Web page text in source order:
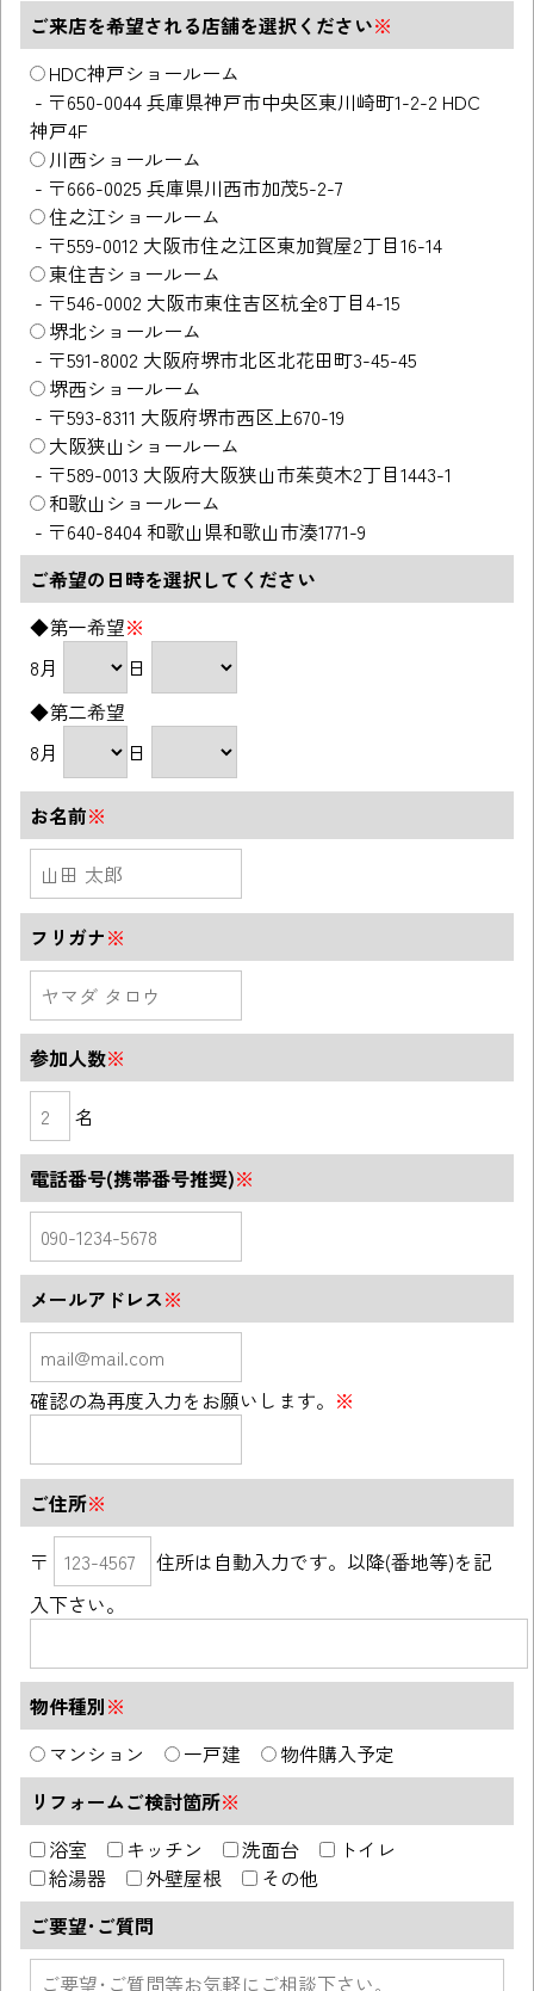
ご来店を希望される店舗を選択ください※
HDC神戸ショールーム
- 〒650-0044 兵庫県神戸市中央区東川崎町1-2-2 HDC
神戸4F
川西ショールーム
- 〒666-0025 兵庫県川西市加茂5-2-7
住之江ショールーム
- 〒559-0012 大阪市住之江区東加賀屋2丁目16-14
東住吉ショールーム
- 〒546-0002 大阪市東住吉区杭全8丁目4-15
堺北ショールーム
- 〒591-8002 大阪府堺市北区北花田町3-45-45
堺西ショールーム
- 〒593-8311 大阪府堺市西区上670-19
大阪狭山ショールーム
- 〒589-0013 大阪府大阪狭山市茱萸木2丁目1443-1
和歌山ショールーム
- 〒640-8404 和歌山県和歌山市湊1771-9
ご希望の日時を選択してください
◆第一希望※
8月
日
◆第二希望
8月
日
お名前※
フリガナ※
参加人数※
名
電話番号(携帯番号推奨)※
メールアドレス※
確認の為再度入力をお願いします。 ※
ご住所※
〒
住所は自動入力です。以降(番地等)を記
入下さい。
物件種別※
マンション
一戸建
物件購入予定
リフォームご検討箇所※
浴室
キッチン 洗面台
トイレ
給湯器
外壁屋根
その他
ご要望･ご質問